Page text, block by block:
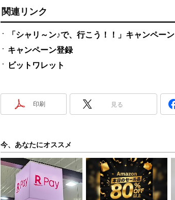
関連リンク
「シャリ～ン♪で、行こう！！」キャンペーン
キャンペーン登録
ビットワレット
印刷 見る
今、あなたにオススメ